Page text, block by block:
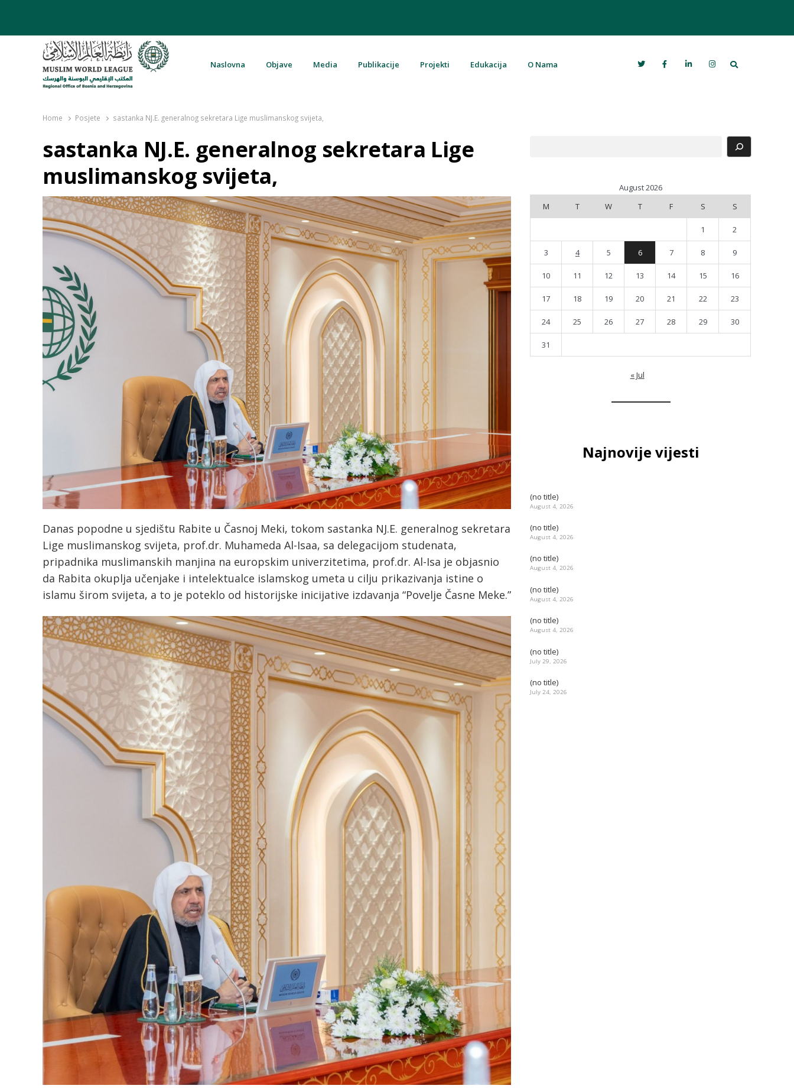
Naslovna Objave Media Publikacije Projekti Edukacija O Nama Search
Home Posjete sastanka NJ.E. generalnog sekretara Lige muslimanskog svijeta,
sastanka NJ.E. generalnog sekretara Lige
muslimanskog svijeta,
Danas popodne u sjedištu Rabite u Časnoj Meki, tokom sastanka NJ.E. generalnog sekretara
Lige muslimanskog svijeta, prof.dr. Muhameda Al-Isaa, sa delegacijom studenata,
pripadnika muslimanskih manjina na europskim univerzitetima, prof.dr. Al-Isa je objasnio
da Rabita okuplja učenjake i intelektualce islamskog umeta u cilju prikazivanja istine o
islamu širom svijeta, a to je poteklo od historijske inicijative izdavanja “Povelje Časne Meke.”
August 2026
M
T W T F S S
1 2
3 4 5 6 7 8 9
10 11 12 13 14 15 16
17 18 19 20 21 22 23
24 25 26 27 28 29 30
31
« Jul
Najnovije vijesti
(no title)
August 4, 2026
(no title)
August 4, 2026
(no title)
August 4, 2026
(no title)
August 4, 2026
(no title)
August 4, 2026
(no title)
July 29, 2026
(no title)
July 24, 2026